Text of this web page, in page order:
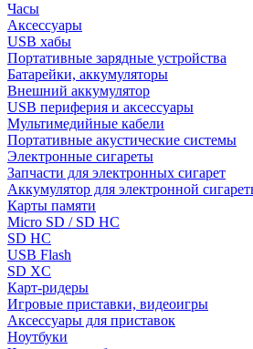
Часы
Аксессуары
USB хабы
Портативные зарядные устройства
Батарейки, аккумуляторы
Внешний аккумулятор
USB периферия и аксессуары
Мультимедийные кабели
Портативные акустические системы
Электронные сигареты
Запчасти для электронных сигарет
Аккумулятор для электронной
Карты памяти
Micro SD / SD HC
SD HC
USB Flash
SD XC
Карт-ридеры
Игровые приставки, видеоигры
Аксессуары для приставок
Ноутбуки